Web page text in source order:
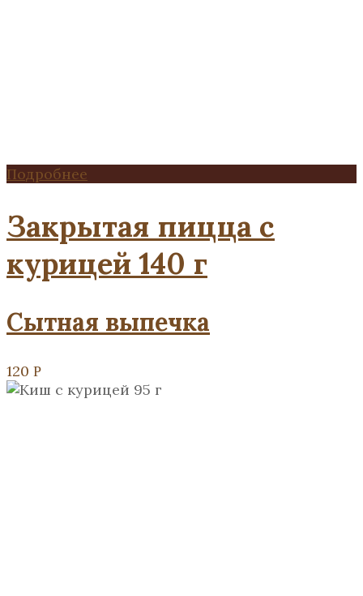
Подробнее
Закрытая пицца с
курицей 140 г
Сытная выпечка
120 Р